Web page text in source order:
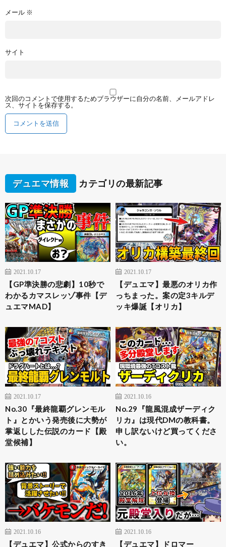
メール ※
サイト
次回のコメントで使用するためブラウザーに自分の名前、メールアドレ
ス、サイトを保存する。
デュエマ情報 カテゴリの最新記事
2021.10.17
【GP準決勝の悲劇】10秒で
わかるカマスレッゾ事件【デ
ュエマMAD】
2021.10.17
【デュエマ】最悪のオリカ作
っちまった。案の定3キルデ
ッキ爆誕【オリカ】
2021.10.17
No.30『最終龍覇グレンモル
ト』とかいう発売後に大勢が
掌返しした伝説のカード【殿
堂候補】
2021.10.16
No.29『龍風混成ザーディク
リカ』は現代DMの教科書。
申し訳ないけど買ってくださ
い。
2021.10.16
【デュエマ】公式からのすき
2021.10.16
【デュエマ】ドロマー